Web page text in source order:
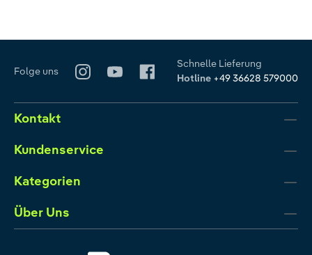
Folge uns
Schnelle Lieferung
Hotline +49 36628 579000
Kontakt
Kundenservice
Kategorien
Über Uns